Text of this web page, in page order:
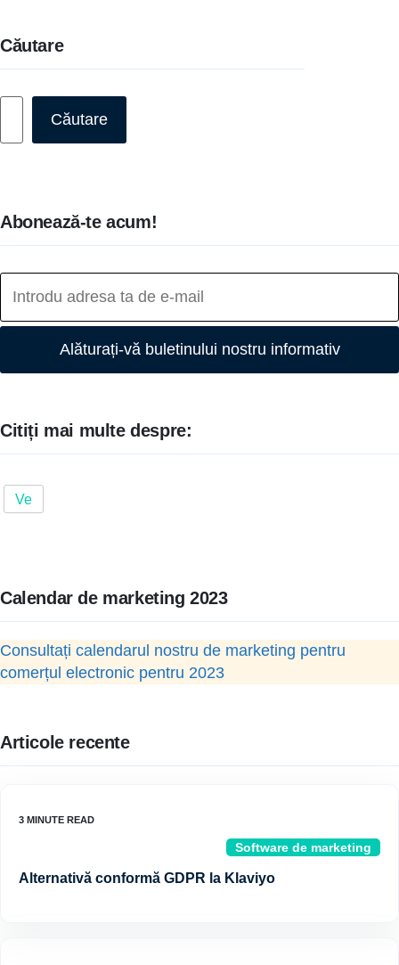
Căutare
Căutare
Abonează-te acum!
Alăturați-vă buletinului nostru informativ
Citiți mai multe despre:
Ve
Calendar de marketing 2023
Consultați calendarul nostru de marketing pentru
comerțul electronic pentru 2023
Articole recente
Software de marketing
Alternativă conformă GDPR la Klaviyo